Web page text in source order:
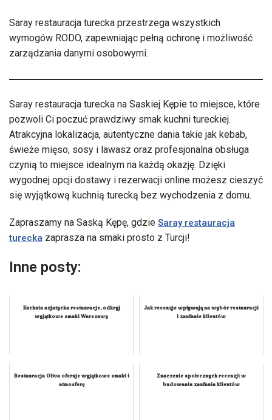
Saray restauracja turecka przestrzega wszystkich
wymogów RODO, zapewniając pełną ochronę i możliwość
zarządzania danymi osobowymi.
Saray restauracja turecka na Saskiej Kępie to miejsce, które
pozwoli Ci poczuć prawdziwy smak kuchni tureckiej.
Atrakcyjna lokalizacja, autentyczne dania takie jak kebab,
świeże mięso, sosy i lawasz oraz profesjonalna obsługa
czynią to miejsce idealnym na każdą okazję. Dzięki
wygodnej opcji dostawy i rezerwacji online możesz cieszyć
się wyjątkową kuchnią turecką bez wychodzenia z domu.
Zapraszamy na Saską Kępę, gdzie Saray restauracja
turecka zaprasza na smaki prosto z Turcji!
Inne posty:
Kuchnia azjatycka restauracje, odkryj
wyjątkowe smaki Warszawy
Jak recenzje wpływają na wybór restauracji
i zaufanie klientów
Restauracja Oliva oferuje wyjątkowe smaki i
atmosferę
Znaczenie społecznych recenzji w
budowaniu zaufania klientów